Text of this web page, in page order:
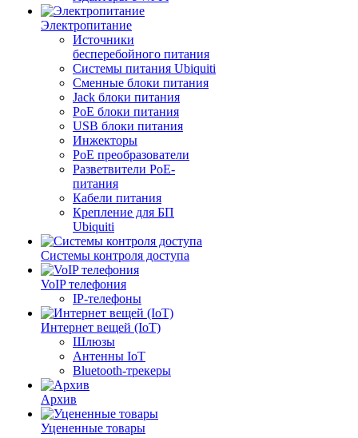
Электропитание
Источники
бесперебойного питания
Системы питания Ubiquiti
Сменные блоки питания
Jack блоки питания
PoE блоки питания
USB блоки питания
Инжекторы
PoE преобразователи
Разветвители PoE-
питания
Кабели питания
Крепление для БП
Ubiquiti
Системы контроля доступа
VoIP телефония
IP-телефоны
Интернет вещей (IoT)
Шлюзы
Антенны IoT
Bluetooth-трекеры
Архив
Уцененные товары